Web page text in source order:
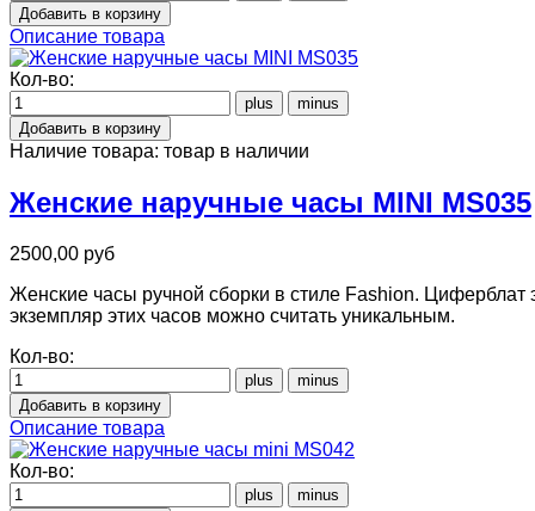
Описание товара
Кол-во:
Наличие товара: товар в наличии
Женские наручные часы MINI MS035
2500,00 руб
Женские часы ручной сборки в стиле Fashion. Циферблат
экземпляр этих часов можно считать уникальным.
Кол-во:
Описание товара
Кол-во: